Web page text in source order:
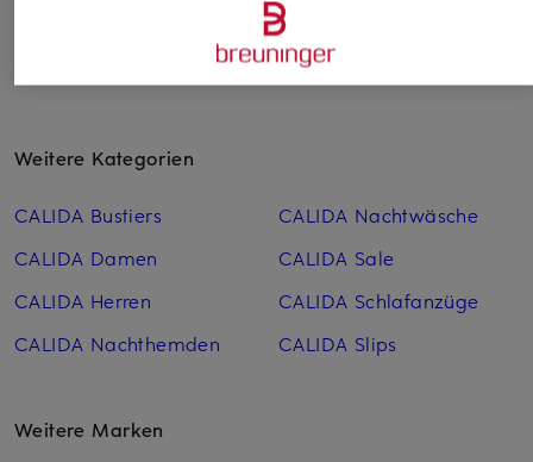
Weitere Kategorien
CALIDA Bustiers
CALIDA Damen
CALIDA Herren
CALIDA Nachthemden
CALIDA Nachtwäsche
CALIDA Sale
CALIDA Schlafanzüge
CALIDA Slips
Weitere Marken